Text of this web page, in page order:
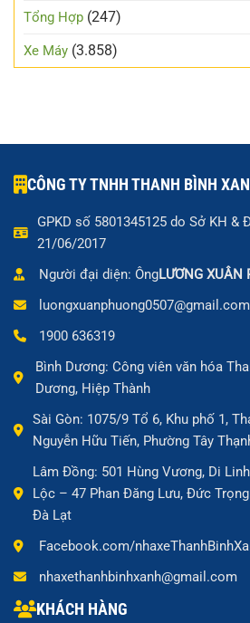
Tổng Hợp (247)
Xe Máy (3.858)
CÔNG TY TNHH THANH BÌNH
GPKD số 5801345125 do Sở KH &
21/06/2017
Người đại diện: ÔngLƯƠNG XUÂN
luongxuanphuong0507@gmail.com
1900 636319
Bình Dương: Công viên văn hóa
Dương, Hiệp Thành
Sài Gòn: 1075/9 Tổ 6, Khu phố 1,
Nguyễn Hữu Tiến, Phường Tây
Lâm Đồng: 501 Hùng Vương, Di
Lộc – 47 Phan Đăng Lưu, Đức
Đà Lạt
Facebook.com/
nhaxethanhbinhxanh@gmail.com
KHÁCH HÀNG